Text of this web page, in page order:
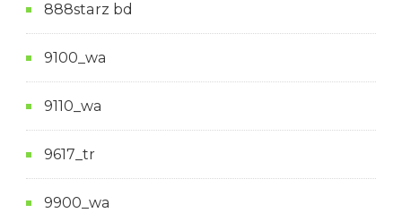
888starz bd
9100_wa
9110_wa
9617_tr
9900_wa